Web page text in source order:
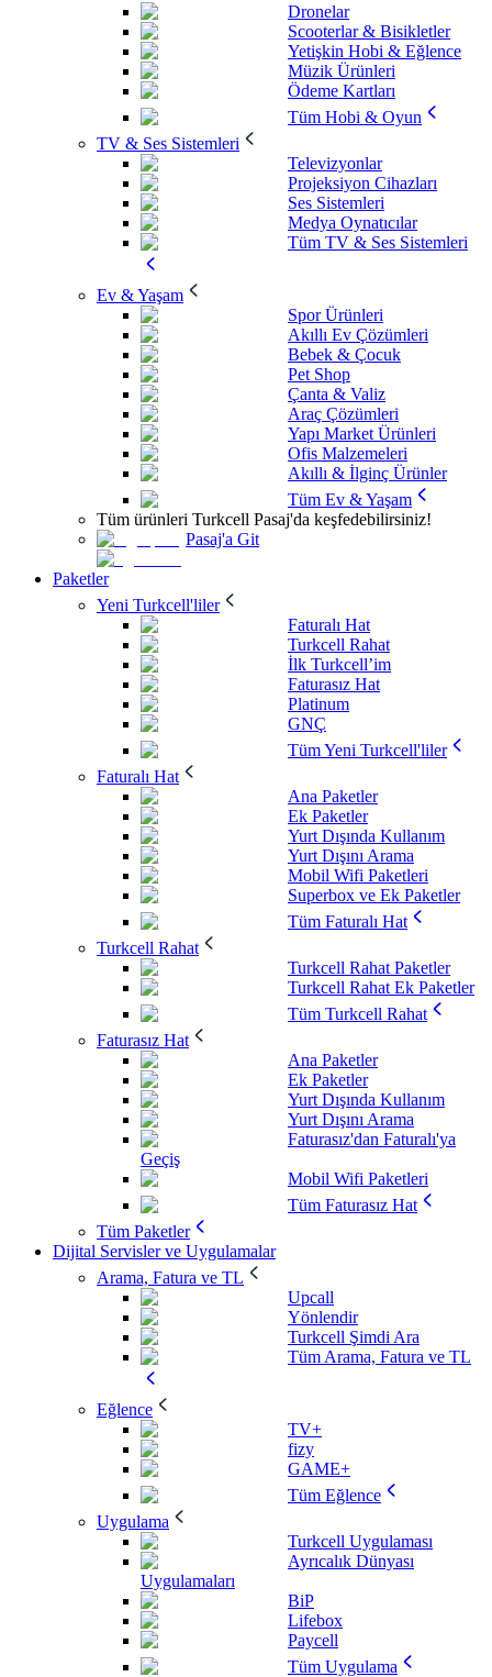
Dronelar
Scooterlar & Bisikletler
Yetişkin Hobi & Eğlence
Müzik Ürünleri
Ödeme Kartları
Tüm Hobi & Oyun
TV & Ses Sistemleri
Televizyonlar
Projeksiyon Cihazları
Ses Sistemleri
Medya Oynatıcılar
Tüm TV & Ses Sistemleri
Ev & Yaşam
Spor Ürünleri
Akıllı Ev Çözümleri
Bebek & Çocuk
Pet Shop
Çanta & Valiz
Araç Çözümleri
Yapı Market Ürünleri
Ofis Malzemeleri
Akıllı & İlginç Ürünler
Tüm Ev & Yaşam
Tüm ürünleri Turkcell Pasaj'da keşfedebilirsiniz!
Pasaj'a Git
Paketler
Yeni Turkcell'liler
Faturalı Hat
Turkcell Rahat
İlk Turkcell’im
Faturasız Hat
Platinum
GNÇ
Tüm Yeni Turkcell'liler
Faturalı Hat
Ana Paketler
Ek Paketler
Yurt Dışında Kullanım
Yurt Dışını Arama
Mobil Wifi Paketleri
Superbox ve Ek Paketler
Tüm Faturalı Hat
Turkcell Rahat
Turkcell Rahat Paketler
Turkcell Rahat Ek Paketler
Tüm Turkcell Rahat
Faturasız Hat
Ana Paketler
Ek Paketler
Yurt Dışında Kullanım
Yurt Dışını Arama
Faturasız'dan Faturalı'ya
Geçiş
Mobil Wifi Paketleri
Tüm Faturasız Hat
Tüm Paketler
Dijital Servisler ve Uygulamalar
Arama, Fatura ve TL
Upcall
Yönlendir
Turkcell Şimdi Ara
Tüm Arama, Fatura ve TL
Eğlence
TV+
fizy
GAME+
Tüm Eğlence
Uygulama
Turkcell Uygulaması
Ayrıcalık Dünyası
Uygulamaları
BiP
Lifebox
Paycell
Tüm Uygulama